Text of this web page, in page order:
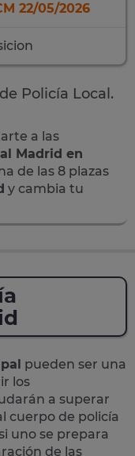
22/05/2026
Policía Local.
a las
Madrid en
de las 8 plazas
y cambia tu
pueden ser una
los
a superar
cuerpo de policía
uno se prepara
de las